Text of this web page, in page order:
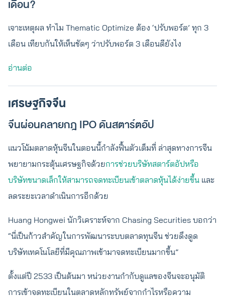
เดือน?
เจาะเหตุผล ทำไม Thematic Optimize ต้อง ‘ปรับพอร์ต’ ทุก 3
เดือน เทียบกันให้เห็นชัดๆ ว่าปรับพอร์ต 3 เดือนดียังไง
อ่านต่อ
เศรษฐกิจจีน
จีนผ่อนคลายกฎ IPO ดันสตาร์ตอัป
แนวโน้มตลาดหุ้นจีนในตอนนี้กำลังฟื้นตัวเต็มที่ ล่าสุดทางการจีน
พยายามกระตุ้นเศรษฐกิจด้วยการช่วยบริษัทสตาร์ตอัปหรือ
บริษัทขนาดเล็กให้สามารถจดทะเบียนเข้าตลาดหุ้นได้ง่ายขึ้น และ
ลดระยะเวลาดำเนินการอีกด้วย
Huang Hongwei นักวิเคราะห์จาก Chasing Securities บอกว่า
“นี่เป็นก้าวสำคัญในการพัฒนาระบบตลาดทุนจีน ช่วยดึงดูด
บริษัทเทคโนโลยีที่มีคุณภาพเข้ามาจดทะเบียนมากขึ้น”
ตั้งแต่ปี 2533 เป็นต้นมา หน่วยงานกำกับดูแลของจีนจะอนุมัติ
การเข้าจดทะเบียนในตลาดหลักทรัพย์จากกำไรหรือความ